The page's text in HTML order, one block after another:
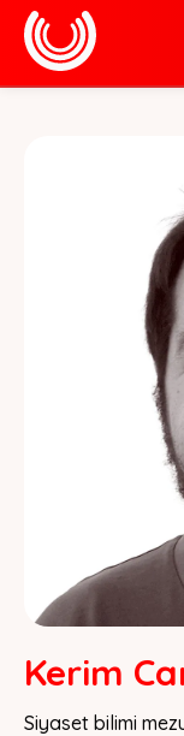
Kerim
Siyaset bilimi